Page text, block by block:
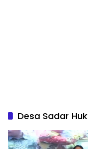
Desa Sadar